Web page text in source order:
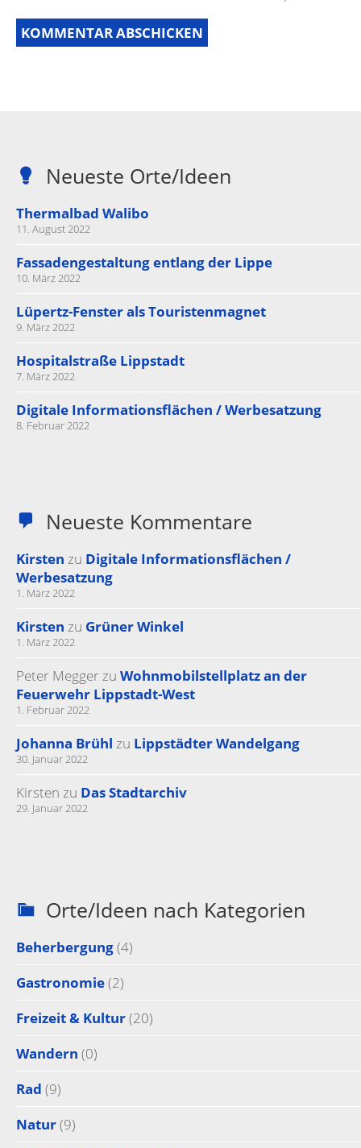
Neueste Orte/Ideen
Thermalbad Walibo
11. August 2022
Fassadengestaltung entlang der Lippe
10. März 2022
Lüpertz-Fenster als Touristenmagnet
9. März 2022
Hospitalstraße Lippstadt
7. März 2022
Digitale Informationsflächen / Werbesatzung
8. Februar 2022
Neueste Kommentare
Kirsten zu Digitale Informationsflächen /
Werbesatzung
1. März 2022
Kirsten zu Grüner Winkel
1. März 2022
Peter Megger zu Wohnmobilstellplatz an der
Feuerwehr Lippstadt-West
1. Februar 2022
Johanna Brühl zu Lippstädter Wandelgang
30. Januar 2022
Kirsten zu Das Stadtarchiv
29. Januar 2022
Orte/Ideen nach Kategorien
Beherbergung(4)
Gastronomie(2)
Freizeit & Kultur(20)
Wandern (0)
Rad (9)
Natur(9)